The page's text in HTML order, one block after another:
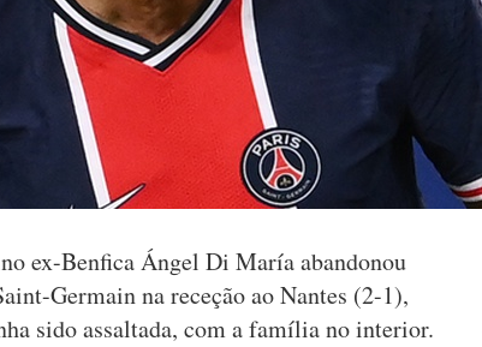
ex-Benfica Ángel Di María abandonou
Germain na receção ao Nantes (2-1),
sido assaltada, com a família no interior.